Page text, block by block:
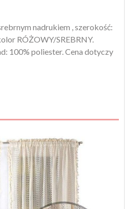
nadrukiem , szerokość:
RÓŻOWY/SREBRNY.
100% poliester. Cena dotyczy